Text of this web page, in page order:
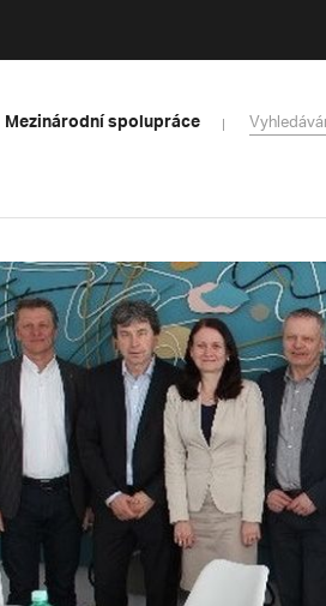
Mezinárodní spolupráce